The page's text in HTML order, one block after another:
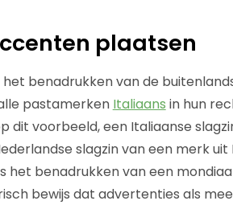
plaatsen
benadrukken van de
pastamerken Italiaans in hun
dit voorbeeld, een Italiaanse
slagzin van een merk uit
het benadrukken van een
bewijs dat advertenties als